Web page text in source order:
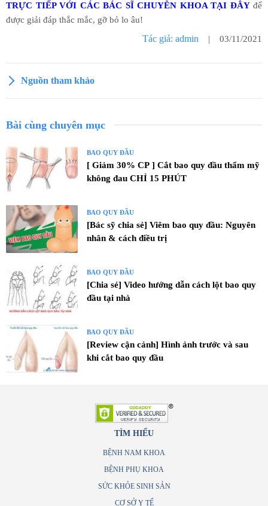
TRỰC TIẾP VỚI CÁC BÁC SĨ CHUYÊN KHOA TẠI ĐÂYđể
được giải đáp thắc mắc, gỡ bỏ lo âu!
Tác giả: admin | 03/11/2021
Nguồn tham khảo
Bài cùng chuyên mục
BAO QUY ĐẦU
[ Giảm 30% CP ] Cắt bao quy đầu thẩm mỹ
không đau CHỈ 15 PHÚT
BAO QUY ĐẦU
[Bác sỹ chia sẻ] Viêm bao quy đầu: Nguyên
nhân & cách điều trị
BAO QUY ĐẦU
[Chia sẻ] Video hướng dẫn cách lột bao quy
đầu tại nhà
BAO QUY ĐẦU
[Review cận cảnh] Hình ảnh trước và sau
khi cắt bao quy đầu
TÌM HIỂU
BỆNH NAM KHOA
BỆNH PHỤ KHOA
SỨC KHỎE SINH SẢN
CƠ SỞ Y TẾ